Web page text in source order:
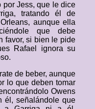
por Jess, que le dice
tratando él de
aunque ella
que debe
favor, si bien le pide
Rafael ignora su
de beber, aunque
lo que deben tomar
Owens
él, señalándole que